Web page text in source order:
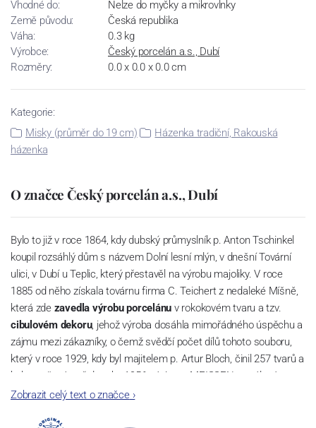
Vhodné do:
Nelze do myčky a mikrovlnky
Země původu:
Česká republika
Váha:
0.3 kg
Výrobce:
Český porcelán a.s., Dubí
Rozměry:
0.0 x 0.0 x 0.0 cm
Kategorie:
Misky (průměr do 19 cm)
Házenka tradiční, Rakouská
házenka
O značce Český porcelán a.s., Dubí
Bylo to již v roce 1864, kdy dubský průmyslník p. Anton Tschinkel
koupil rozsáhlý dům s názvem Dolní lesní mlýn, v dnešní Tovární
ulici, v Dubí u Teplic, který přestavěl na výrobu majoliky. V roce
1885 od něho získala továrnu firma C. Teichert z nedaleké Míšně,
která zdezavedla výrobu porcelánu v rokokovém tvaru a tzv.
cibulovém dekoru, jehož výroba dosáhla mimořádného úspěchu a
zájmu mezi zákazníky, o čemž svědčí počet dílů tohoto souboru,
který v roce 1929, kdy byl majitelem p. Artur Bloch, činil 257 tvarů a
byl označován až do roku 1956 nápisem MEISSEN v oválovém
rámečku.
Dnes, kdy čtete tento úvod, nese firma název
Zobrazit celý text o značce›